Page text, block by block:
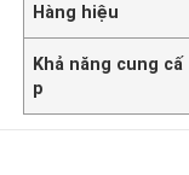
Hàng hiệu
Khả năng cung cấ
p